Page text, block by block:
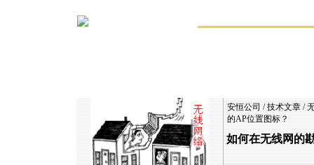
安恒公司 /技术文章 /
的AP位置图标？
如何在无线网的